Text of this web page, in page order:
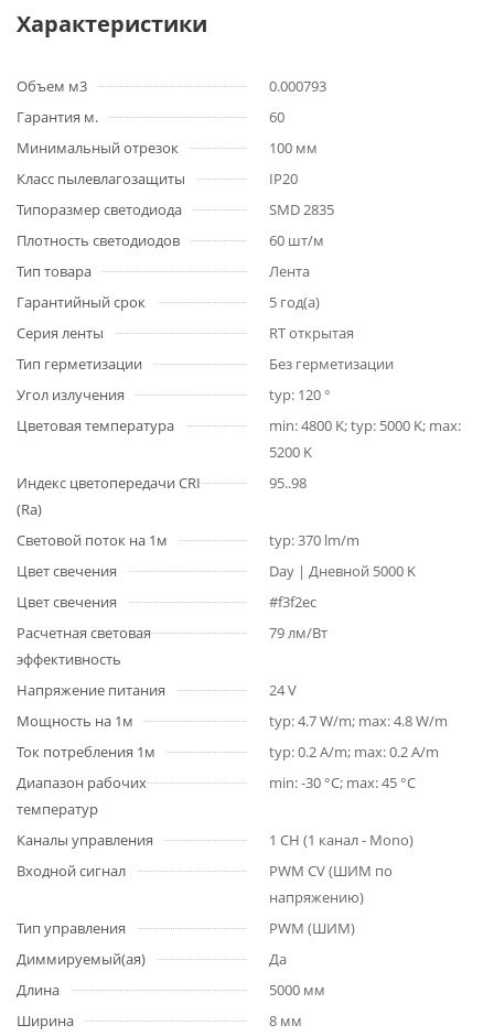
Характеристики
Объем м3
0.000793
Гарантия м.
60
Минимальный отрезок
100 мм
Класс пылевлагозащиты
IP20
Типоразмер светодиода
SMD 2835
Плотность светодиодов
60 шт/м
Тип товара
Лента
Гарантийный срок
5 год(а)
Серия ленты
RT открытая
Тип герметизации
Без герметизации
Угол излучения
typ: 120 °
Цветовая температура
min: 4800 K; typ: 5000 K; max:
5200 K
Индекс цветопередачи CRI
(Ra)
95..98
Световой поток на 1м
typ: 370 lm/m
Цвет свечения
Day | Дневной 5000 K
Цвет свечения
#f3f2ec
Расчетная световая
эффективность
79 лм/Вт
Напряжение питания
24 V
Мощность на 1м
typ: 4.7 W/m; max: 4.8 W/m
Ток потребления 1м
typ: 0.2 A/m; max: 0.2 A/m
Диапазон рабочих
температур
min: -30 °C; max: 45 °C
Каналы управления
1 CH (1 канал - Mono)
Входной сигнал
PWM СV (ШИМ по
напряжению)
Тип управления
PWM (ШИМ)
Диммируемый(ая)
Да
Длина
5000 мм
Ширина
8 мм